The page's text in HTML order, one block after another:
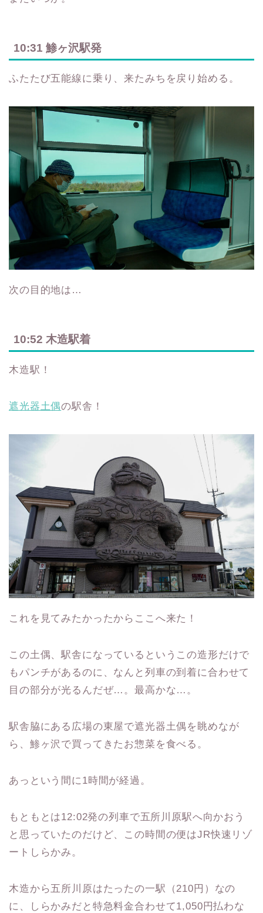
10:31 鯵ヶ沢駅発
ふたたび五能線に乗り、来たみちを戻り始める。
次の目的地は…
10:52 木造駅着
木造駅！
遮光器土偶の駅舎！
これを見てみたかったからここへ来た！
この土偶、駅舎になっているというこの造形だけで
もパンチがあるのに、なんと列車の到着に合わせて
目の部分が光るんだぜ…。最高かな…。
駅舎脇にある広場の東屋で遮光器土偶を眺めなが
ら、鯵ヶ沢で買ってきたお惣菜を食べる。
あっという間に1時間が経過。
もともとは12:02発の列車で五所川原駅へ向かおう
と思っていたのだけど、この時間の便はJR快速リゾ
ートしらかみ。
木造から五所川原はたったの一駅（210円）なの
に、しらかみだと特急料金合わせて1,050円払わな